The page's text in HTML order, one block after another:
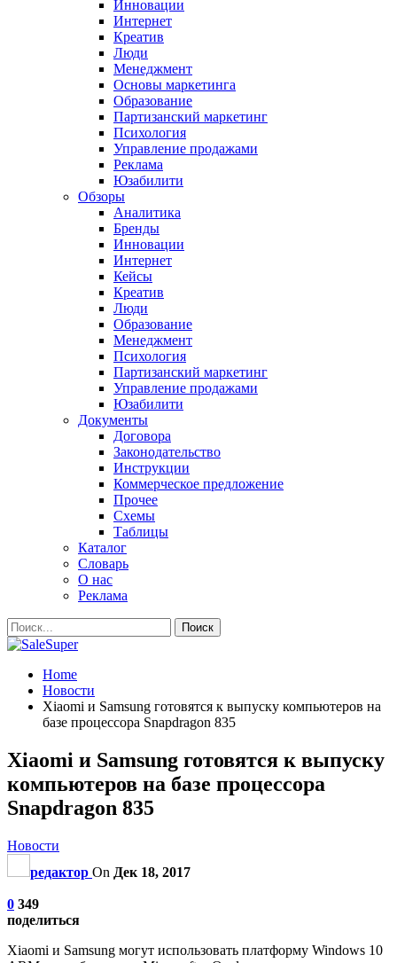
Инновации
Интернет
Креатив
Люди
Менеджмент
Основы маркетинга
Образование
Партизанский маркетинг
Психология
Управление продажами
Реклама
Юзабилити
Обзоры
Аналитика
Бренды
Инновации
Интернет
Кейсы
Креатив
Люди
Образование
Менеджмент
Психология
Партизанский маркетинг
Управление продажами
Юзабилити
Документы
Договора
Законодательство
Инструкции
Коммерческое предложение
Прочее
Схемы
Таблицы
Каталог
Словарь
О нас
Реклама
Home
Новости
Xiaomi и Samsung готовятся к выпуску компьютеров на
базе процессора Snapdragon 835
Xiaomi и Samsung готовятся к выпуску
компьютеров на базе процессора
Snapdragon 835
Новости
редактор On Дек 18, 2017
0 349
поделиться
Xiaomi и Samsung могут использовать платформу Windows 10